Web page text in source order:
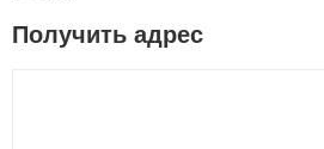
Получить адрес